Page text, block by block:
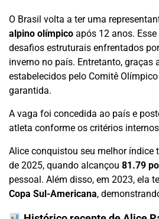
O Brasil volta a ter uma
alpino olímpico após 12 anos.
desafios estruturais enfrentados
inverno no país. Entretanto, graças
estabelecidos pelo Comitê
garantida.
A vaga foi concedida ao país e
atleta conforme os critérios
Alice conquistou seu melhor índice
de 2025, quando alcançou 81.79
pessoal. Além disso, em 2023, ela
Copa Sul-Americana,